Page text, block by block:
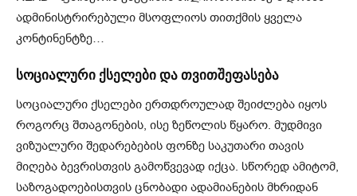
ადმინისტრირებული მსოფლიოს თითქმის ყველა
კონტინენტზე…
სოციალური ქსელები და თვითშეფასება
სოციალური ქსელები ერთდროულად შეიძლება იყოს
როგორც შთაგონების, ისე ზეწოლის წყარო. მუდმივი
ვიზუალური შედარებების ფონზე საკუთარი თავის
მიღება ბევრისთვის გამოწვევად იქცა. სწორედ ამიტომ,
საზოგადოებისთვის ცნობადი ადამიანების მხრიდან